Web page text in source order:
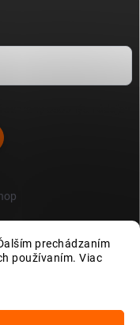
prechádzaním
používaním. Viac